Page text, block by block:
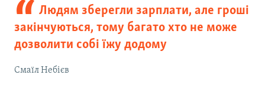
Людям зберегли зарплати, але гроші
закінчуються, тому багато хто не може
дозволити собі їжу додому
Смаїл Небієв